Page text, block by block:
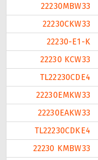
22230MBW33
22230CKW33
22230-E1-K
22230 KCW33
TL22230CDE4
22230EMKW33
22230EAKW33
TL22230CDKE4
22230 KMBW33